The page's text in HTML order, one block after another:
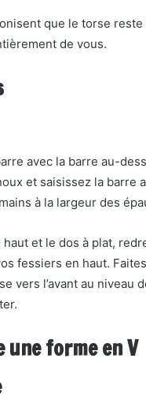
que le torse
de vous.
avec la barre au-
et saisissez la barre
à la largeur des
et le dos à plat,
fessiers en haut.
vers l’avant au niveau
une forme en V